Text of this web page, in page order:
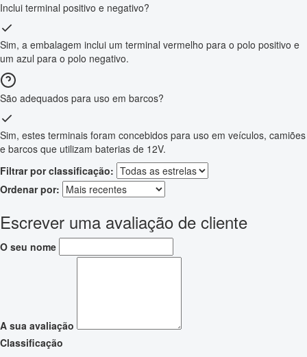
Inclui terminal positivo e negativo?
Sim, a embalagem inclui um terminal vermelho para o polo positivo e
um azul para o polo negativo.
São adequados para uso em barcos?
Sim, estes terminais foram concebidos para uso em veículos, camiões
e barcos que utilizam baterias de 12V.
Filtrar por classificação:
Ordenar por:
Escrever uma avaliação de cliente
O seu nome
A sua avaliação
Classificação